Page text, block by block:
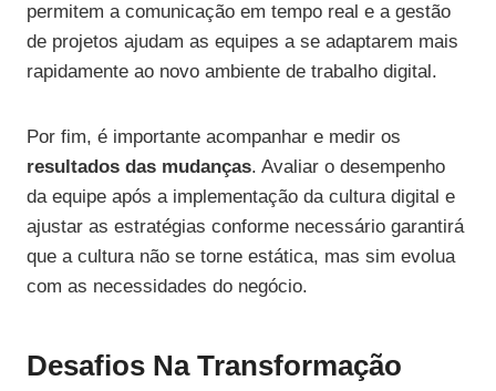
permitem a comunicação em tempo real e a gestão
de projetos ajudam as equipes a se adaptarem mais
rapidamente ao novo ambiente de trabalho digital.
Por fim, é importante acompanhar e medir os
resultados das mudanças. Avaliar o desempenho
da equipe após a implementação da cultura digital e
ajustar as estratégias conforme necessário garantirá
que a cultura não se torne estática, mas sim evolua
com as necessidades do negócio.
Desafios Na Transformação